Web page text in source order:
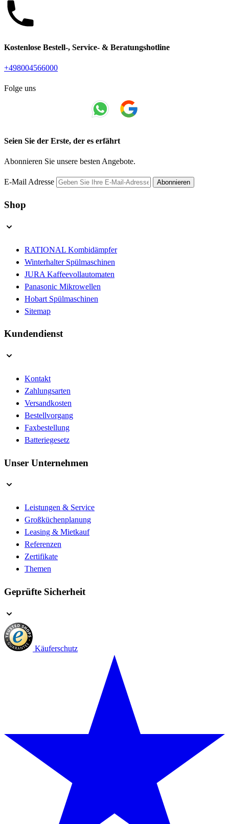
Kostenlose Bestell-, Service- & Beratungshotline
+498004566000
Folge uns
Seien Sie der Erste, der es erfährt
Abonnieren Sie unsere besten Angebote.
E-Mail Adresse Abonnieren
Shop
RATIONAL Kombidämpfer
Winterhalter Spülmaschinen
JURA Kaffeevollautomaten
Panasonic Mikrowellen
Hobart Spülmaschinen
Sitemap
Kundendienst
Kontakt
Zahlungsarten
Versandkosten
Bestellvorgang
Faxbestellung
Batteriegesetz
Unser Unternehmen
Leistungen & Service
Großküchenplanung
Leasing & Mietkauf
Referenzen
Zertifikate
Themen
Geprüfte Sicherheit
Käuferschutz